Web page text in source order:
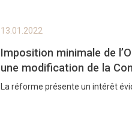
13.01.2022
Imposition minimale de
une modification de la
La réforme présente un intérêt